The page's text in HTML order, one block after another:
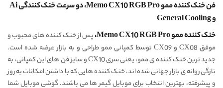
فن خنک کننده ممو Memo CX10 RGB Pro، دو سرعت خنک کنندگی Ai
و General Cooling
خنک کننده ممو Memo CX10 RGB Pro،
پس از خنک کننده های محبوب و
موفق CX08 و CX09 توسط کمپانی ممو طراحی و به بازار عرضه شده است.
جدید ترین خنک کننده ی ممو، یعنی سری CX10 و سایز فن های این کمپانی، به
تازگی روانه ی بازار جهانی شده اند. خنک کننده هایی که با داشتن امکانات به روز
و پیشرفته، بهترین انتخاب برای موبایل گیمر ها می باشند. گوشی موبایل شما